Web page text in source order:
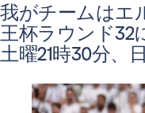
我がチームはエ
王杯ラウンド32
土曜21時30分、